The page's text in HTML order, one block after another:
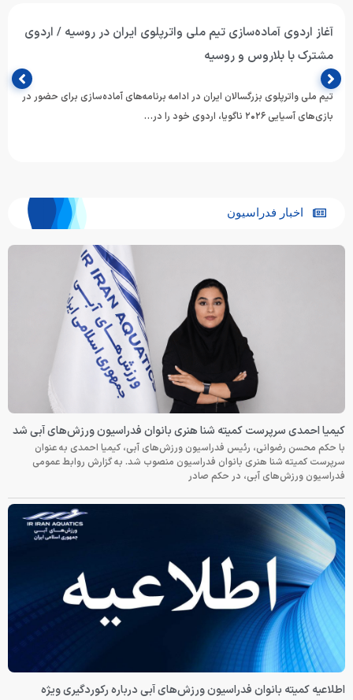
آغاز اردوی آماده‌سازی تیم ملی واترپلوی ایران در روسیه / اردوی
مشترک با بلاروس و روسیه
تیم ملی واترپلوی بزرگسالان ایران در ادامه برنامه‌های آماده‌سازی برای حضور در
بازی‌های آسیایی ۲۰۲۶ ناگویا، اردوی خود را در…
اخبار فدراسیون
کیمیا احمدی سرپرست کمیته شنا هنری بانوان فدراسیون ورزش‌های آبی شد
با حکم محسن رضوانی، رئیس فدراسیون ورزش‌های آبی، کیمیا احمدی به عنوان
سرپرست کمیته شنا هنری بانوان فدراسیون منصوب شد. به گزارش روابط عمومی
فدراسیون ورزش‌های آبی، در حکم صادر
اطلاعیه کمیته بانوان فدراسیون ورزش‌های آبی درباره رکوردگیری ویژه